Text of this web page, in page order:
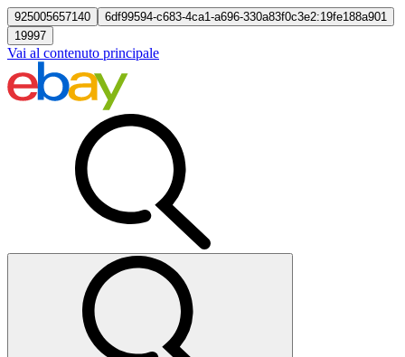
925005657140
6df99594-c683-4ca1-a696-330a83f0c3e2:19fe188a901
19997
Vai al contenuto principale